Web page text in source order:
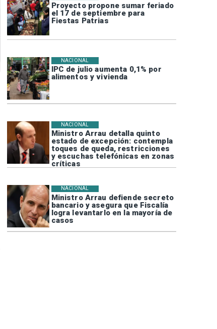
Proyecto propone sumar feriado
el 17 de septiembre para
Fiestas Patrias
IPC de julio aumenta 0,1% por
alimentos y vivienda
NACIONAL
Ministro Arrau detalla quinto
estado de excepción: contempla
toques de queda, restricciones
y escuchas telefónicas en zonas
críticas
NACIONAL
Ministro Arrau defiende secreto
bancario y asegura que Fiscalía
logra levantarlo en la mayoría de
casos
NACIONAL